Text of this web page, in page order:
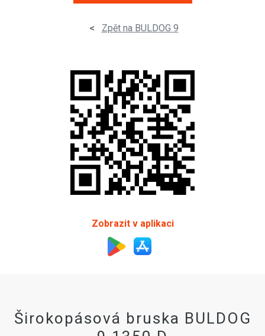
< Zpět na BULDOG 9
Zobrazit v aplikaci
Širokopásová bruska BULDOG